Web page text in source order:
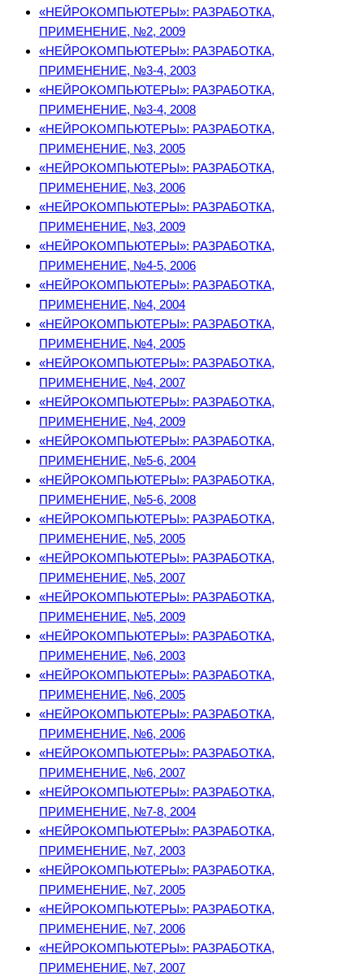
«НЕЙРОКОМПЬЮТЕРЫ»: РАЗРАБОТКА,
ПРИМЕНЕНИЕ, №2, 2009
«НЕЙРОКОМПЬЮТЕРЫ»: РАЗРАБОТКА,
ПРИМЕНЕНИЕ, №3-4, 2003
«НЕЙРОКОМПЬЮТЕРЫ»: РАЗРАБОТКА,
ПРИМЕНЕНИЕ, №3-4, 2008
«НЕЙРОКОМПЬЮТЕРЫ»: РАЗРАБОТКА,
ПРИМЕНЕНИЕ, №3, 2005
«НЕЙРОКОМПЬЮТЕРЫ»: РАЗРАБОТКА,
ПРИМЕНЕНИЕ, №3, 2006
«НЕЙРОКОМПЬЮТЕРЫ»: РАЗРАБОТКА,
ПРИМЕНЕНИЕ, №3, 2009
«НЕЙРОКОМПЬЮТЕРЫ»: РАЗРАБОТКА,
ПРИМЕНЕНИЕ, №4-5, 2006
«НЕЙРОКОМПЬЮТЕРЫ»: РАЗРАБОТКА,
ПРИМЕНЕНИЕ, №4, 2004
«НЕЙРОКОМПЬЮТЕРЫ»: РАЗРАБОТКА,
ПРИМЕНЕНИЕ, №4, 2005
«НЕЙРОКОМПЬЮТЕРЫ»: РАЗРАБОТКА,
ПРИМЕНЕНИЕ, №4, 2007
«НЕЙРОКОМПЬЮТЕРЫ»: РАЗРАБОТКА,
ПРИМЕНЕНИЕ, №4, 2009
«НЕЙРОКОМПЬЮТЕРЫ»: РАЗРАБОТКА,
ПРИМЕНЕНИЕ, №5-6, 2004
«НЕЙРОКОМПЬЮТЕРЫ»: РАЗРАБОТКА,
ПРИМЕНЕНИЕ, №5-6, 2008
«НЕЙРОКОМПЬЮТЕРЫ»: РАЗРАБОТКА,
ПРИМЕНЕНИЕ, №5, 2005
«НЕЙРОКОМПЬЮТЕРЫ»: РАЗРАБОТКА,
ПРИМЕНЕНИЕ, №5, 2007
«НЕЙРОКОМПЬЮТЕРЫ»: РАЗРАБОТКА,
ПРИМЕНЕНИЕ, №5, 2009
«НЕЙРОКОМПЬЮТЕРЫ»: РАЗРАБОТКА,
ПРИМЕНЕНИЕ, №6, 2003
«НЕЙРОКОМПЬЮТЕРЫ»: РАЗРАБОТКА,
ПРИМЕНЕНИЕ, №6, 2005
«НЕЙРОКОМПЬЮТЕРЫ»: РАЗРАБОТКА,
ПРИМЕНЕНИЕ, №6, 2006
«НЕЙРОКОМПЬЮТЕРЫ»: РАЗРАБОТКА,
ПРИМЕНЕНИЕ, №6, 2007
«НЕЙРОКОМПЬЮТЕРЫ»: РАЗРАБОТКА,
ПРИМЕНЕНИЕ, №7-8, 2004
«НЕЙРОКОМПЬЮТЕРЫ»: РАЗРАБОТКА,
ПРИМЕНЕНИЕ, №7, 2003
«НЕЙРОКОМПЬЮТЕРЫ»: РАЗРАБОТКА,
ПРИМЕНЕНИЕ, №7, 2005
«НЕЙРОКОМПЬЮТЕРЫ»: РАЗРАБОТКА,
ПРИМЕНЕНИЕ, №7, 2006
«НЕЙРОКОМПЬЮТЕРЫ»: РАЗРАБОТКА,
ПРИМЕНЕНИЕ, №7, 2007